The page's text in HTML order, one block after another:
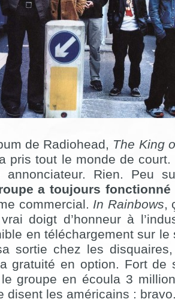
de Radiohead, The King
pris tout le monde de court.
annonciateur. Rien. Peu
a toujours
commercial. In Rainbows,
doigt d’honneur à
en téléchargement sur le
sortie chez les
gratuité en option. Fort de
groupe en écoula 3
disent les américains :